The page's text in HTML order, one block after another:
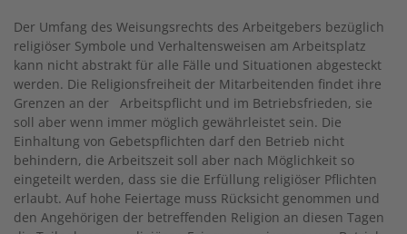
Der Umfang des Weisungsrechts des Arbeitgebers bezüglich
religiöser Symbole und Verhaltensweisen am Arbeitsplatz
kann nicht abstrakt für alle Fälle und Situationen abgesteckt
werden. Die Religionsfreiheit der Mitarbeitenden findet ihre
Grenzen an der Arbeitspflicht und im Betriebsfrieden, sie
soll aber wenn immer möglich gewährleistet sein. Die
Einhaltung von Gebetspflichten darf den Betrieb nicht
behindern, die Arbeitszeit soll aber nach Möglichkeit so
eingeteilt werden, dass sie die Erfüllung religiöser Pflichten
erlaubt. Auf hohe Feiertage muss Rücksicht genommen und
den Angehörigen der betreffenden Religion an diesen Tagen